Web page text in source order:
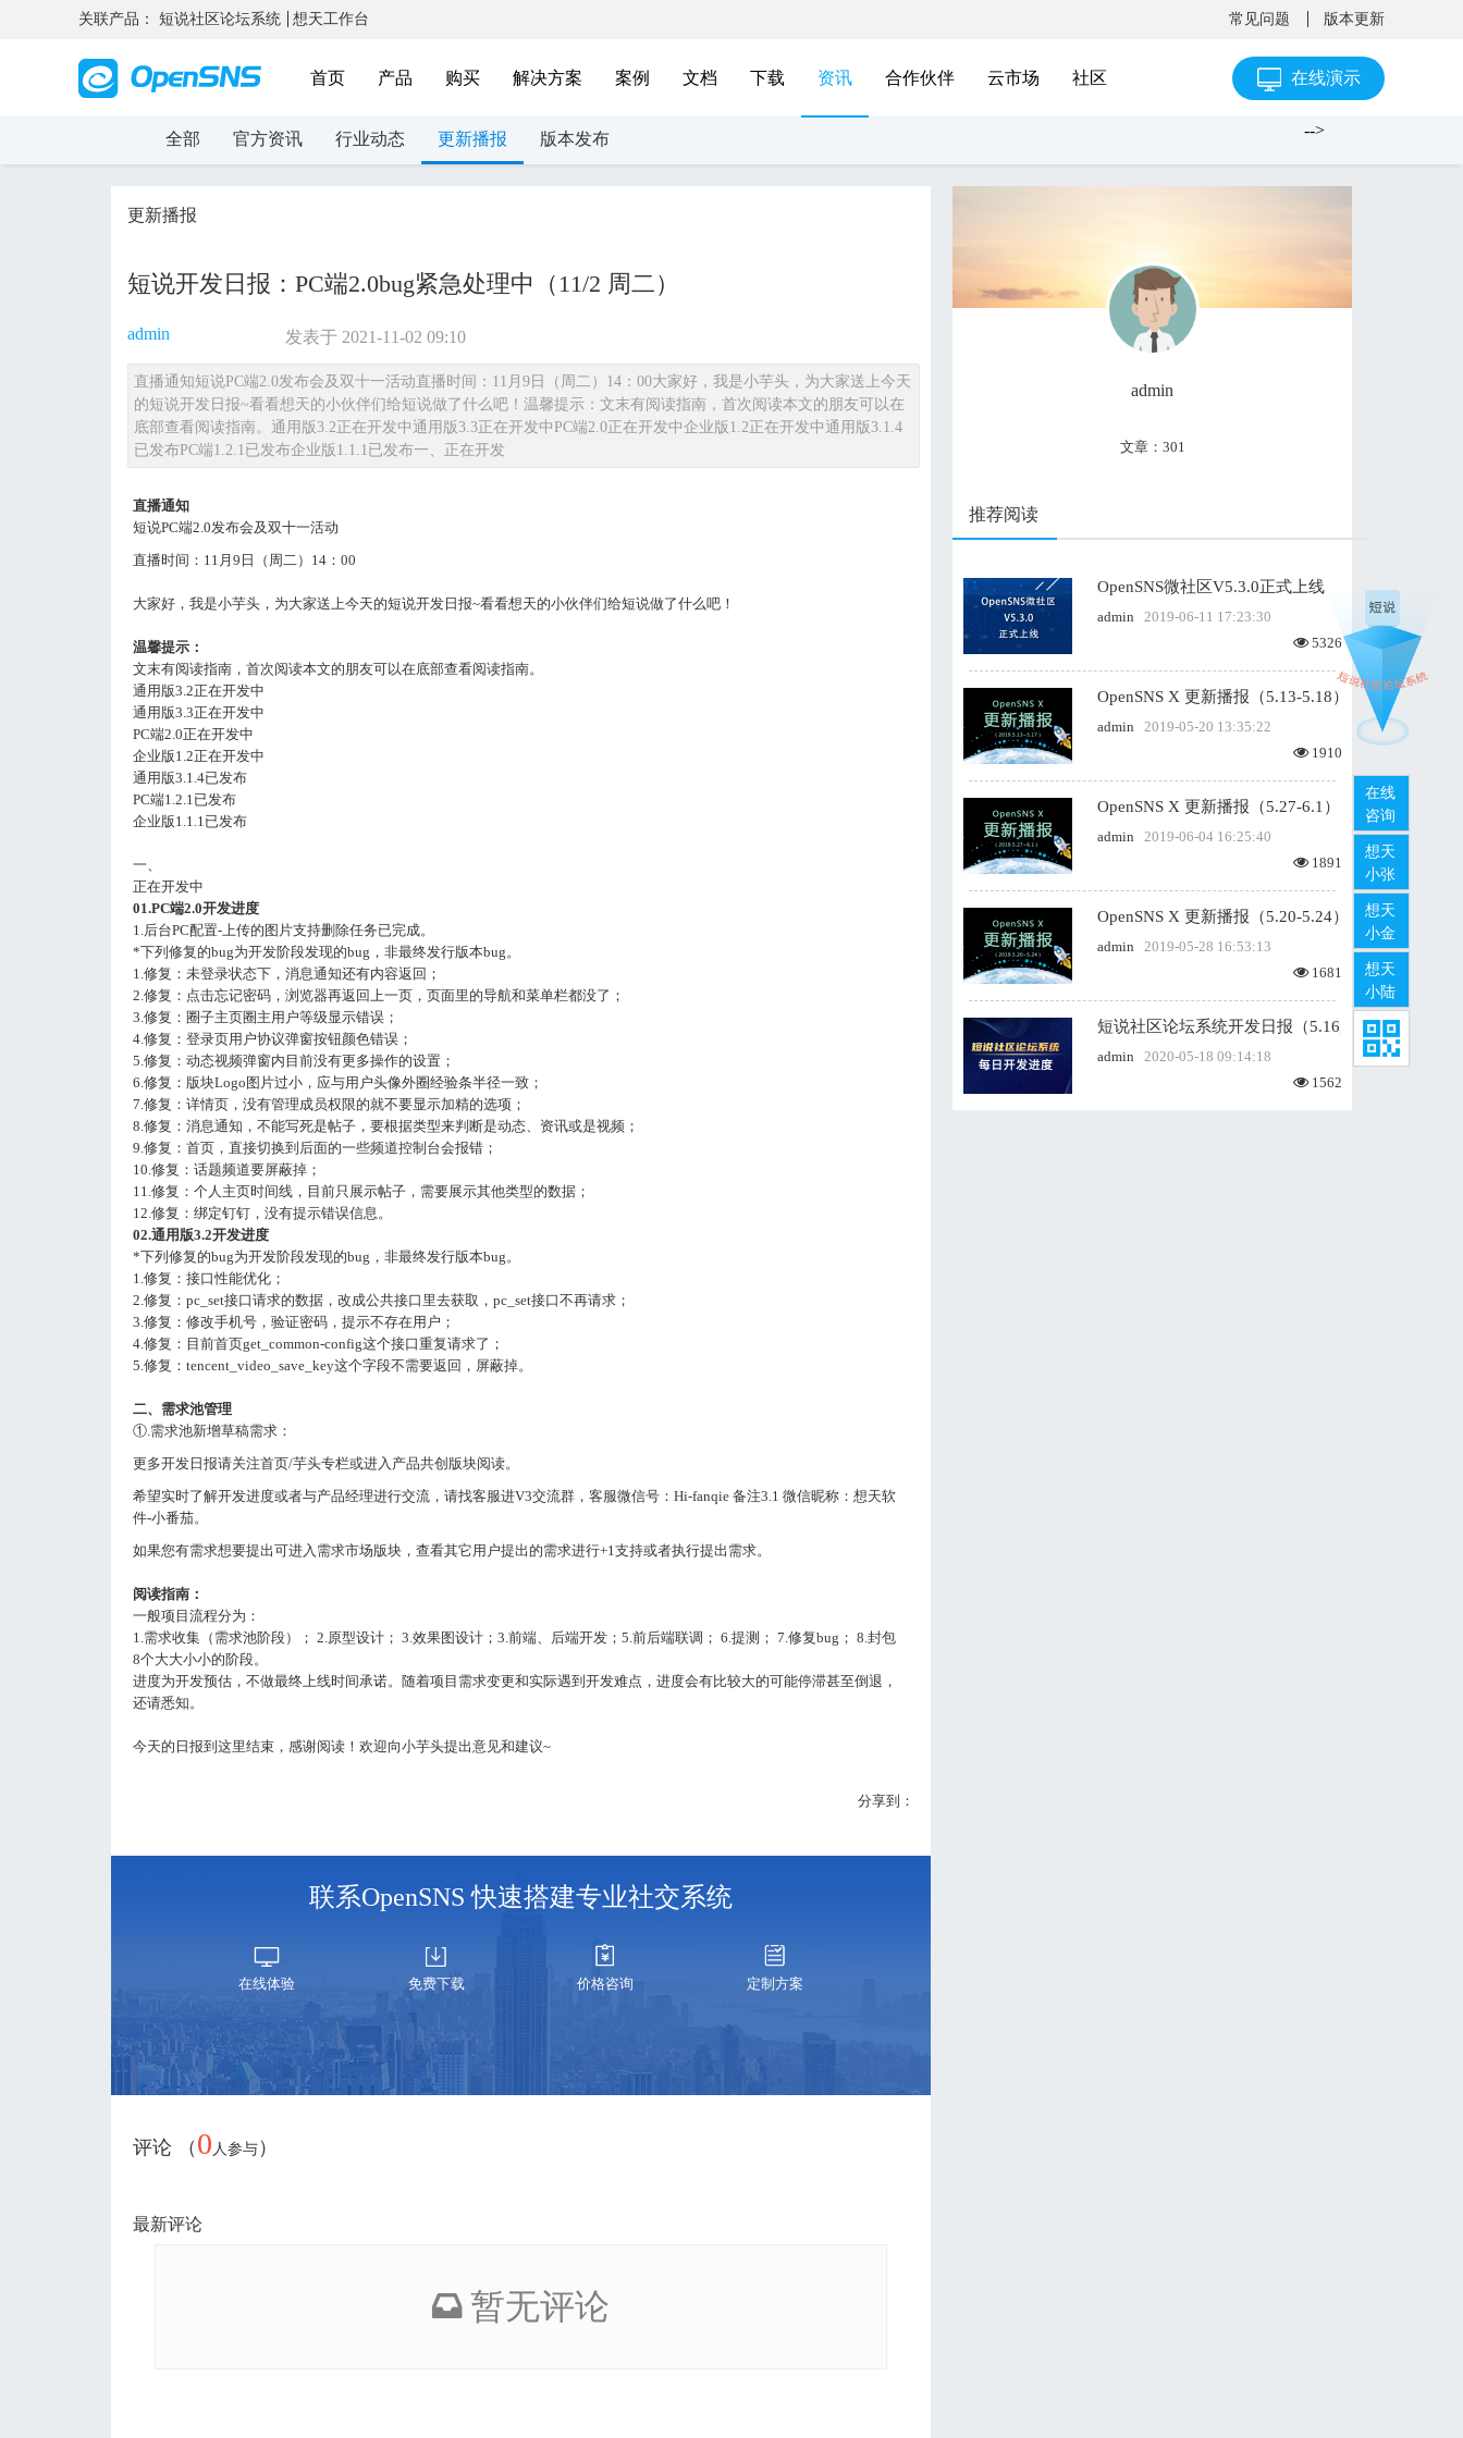
关联产品： 短说社区论坛系统 想天工作台 常见问题 版本更新
首页 产品 购买 解决方案 案例 文档 下载 资讯 合作伙伴 云市场 社区 在线演示
在线
咨询
想天
小张
想天
小金
想天
小陆
全部 官方资讯 行业动态 更新播报 版本发布 -->
更新播报
短说开发日报：PC端2.0bug紧急处理中（11/2 周二）
admin 发表于 2021-11-02 09:10
直播通知短说PC端2.0发布会及双十一活动直播时间：11月9日（周二）14：00大家好，我是小芋头，为大家送上今天
的短说开发日报~看看想天的小伙伴们给短说做了什么吧！温馨提示：文末有阅读指南，首次阅读本文的朋友可以在
底部查看阅读指南。通用版3.2正在开发中通用版3.3正在开发中PC端2.0正在开发中企业版1.2正在开发中通用版3.1.4
已发布PC端1.2.1已发布企业版1.1.1已发布一、正在开发
直播通知
短说PC端2.0发布会及双十一活动
直播时间：11月9日（周二）14：00
大家好，我是小芋头，为大家送上今天的短说开发日报~看看想天的小伙伴们给短说做了什么吧！
温馨提示：
文末有阅读指南，首次阅读本文的朋友可以在底部查看阅读指南。
通用版3.2正在开发中
通用版3.3正在开发中
PC端2.0正在开发中
企业版1.2正在开发中
通用版3.1.4已发布
PC端1.2.1已发布
企业版1.1.1已发布
一、
正在开发中
01.PC端2.0开发进度
1.后台PC配置-上传的图片支持删除任务已完成。
*下列修复的bug为开发阶段发现的bug，非最终发行版本bug。
1.修复：未登录状态下，消息通知还有内容返回；
2.修复：点击忘记密码，浏览器再返回上一页，页面里的导航和菜单栏都没了；
3.修复：圈子主页圈主用户等级显示错误；
4.修复：登录页用户协议弹窗按钮颜色错误；
5.修复：动态视频弹窗内目前没有更多操作的设置；
6.修复：版块Logo图片过小，应与用户头像外圈经验条半径一致；
7.修复：详情页，没有管理成员权限的就不要显示加精的选项；
8.修复：消息通知，不能写死是帖子，要根据类型来判断是动态、资讯或是视频；
9.修复：首页，直接切换到后面的一些频道控制台会报错；
10.修复：话题频道要屏蔽掉；
11.修复：个人主页时间线，目前只展示帖子，需要展示其他类型的数据；
12.修复：绑定钉钉，没有提示错误信息。
02.通用版3.2开发进度
*下列修复的bug为开发阶段发现的bug，非最终发行版本bug。
1.修复：接口性能优化；
2.修复：pc_set接口请求的数据，改成公共接口里去获取，pc_set接口不再请求；
3.修复：修改手机号，验证密码，提示不存在用户；
4.修复：目前首页get_common-config这个接口重复请求了；
5.修复：tencent_video_save_key这个字段不需要返回，屏蔽掉。
二、需求池管理
①.需求池新增草稿需求：
更多开发日报请关注首页/芋头专栏或进入产品共创版块阅读。
希望实时了解开发进度或者与产品经理进行交流，请找客服进V3交流群，客服微信号：Hi-fanqie 备注3.1 微信昵称：想天软
件-小番茄。
如果您有需求想要提出可进入需求市场版块，查看其它用户提出的需求进行+1支持或者执行提出需求。
阅读指南：
一般项目流程分为：
1.需求收集（需求池阶段）； 2.原型设计； 3.效果图设计；3.前端、后端开发；5.前后端联调； 6.提测； 7.修复bug； 8.封包
8个大大小小的阶段。
进度为开发预估，不做最终上线时间承诺。随着项目需求变更和实际遇到开发难点，进度会有比较大的可能停滞甚至倒退，
还请悉知。
今天的日报到这里结束，感谢阅读！欢迎向小芋头提出意见和建议~
分享到：
联系OpenSNS 快速搭建专业社交系统
在线体验 免费下载 价格咨询 定制方案
评论 （ 0 人参与 ）
最新评论
暂无评论
admin
文章：301
推荐阅读
OpenSNS微社区V5.3.0正式上线
admin 2019-06-11 17:23:30
5326
OpenSNS X 更新播报（5.13-5.18）
admin 2019-05-20 13:35:22
1910
OpenSNS X 更新播报（5.27-6.1）
admin 2019-06-04 16:25:40
1891
OpenSNS X 更新播报（5.20-5.24）
admin 2019-05-28 16:53:13
1681
短说社区论坛系统开发日报（5.16周六）
admin 2020-05-18 09:14:18
1562